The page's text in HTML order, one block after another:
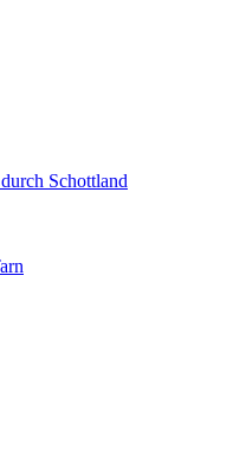
Schottland